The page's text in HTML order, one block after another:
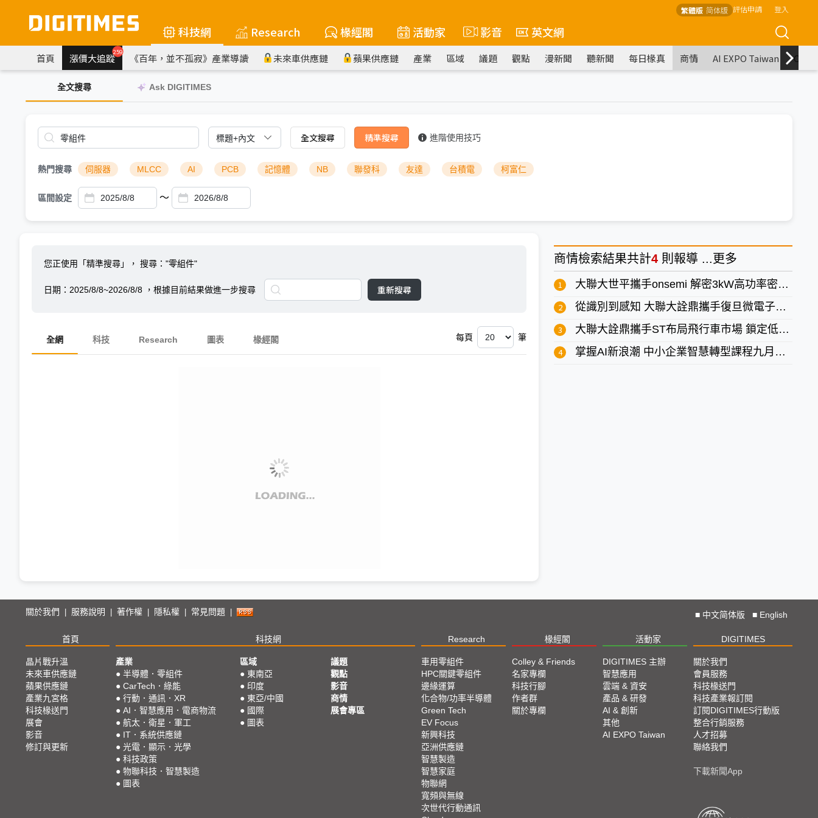
繁體版 简体版 評估申請 登入
科技網 Research 椽經閣 活動家 影音 英文網
首頁 漲價大追蹤259 《百年，並不孤寂》產業導讀 未來車供應鏈 蘋果供應鏈 產業 區域 議題 觀點 漫新聞 聽新聞 每日椽真 商情 AI EXPO Taiwan
全文搜尋 Ask DIGITIMES
全文搜尋 精準搜尋 進階使用技巧
熱門搜尋 伺服器 MLCC AI PCB 記憶體 NB 聯發科 友達 台積電 柯富仁
區間設定 ～
您正使用「精準搜尋」， 搜尋："零組件"
日期： 2025/8/8~2026/8/8 ，根據目前結果做進一步搜尋 重新搜尋
全網 科技 Research 圖表 椽經閣 每頁 筆
商情檢索結果共計4 則報導 ... 更多
大聯大世平攜手onsemi 解密3kW高功率密度SiC圖騰柱PFC電源方案
從識別到感知 大聯大詮鼎攜手復旦微電子推動產業數位轉型
大聯大詮鼎攜手ST布局飛行車市場 鎖定低空經濟商機
掌握AI新浪潮 中小企業智慧轉型課程九月開跑
關於我們 服務說明 著作權 隱私權 常見問題 ■ 中文简体版 ■ English
首頁 科技網 Research 椽經閣 活動家 DIGITIMES
晶片戰升溫
未來車供應鏈
蘋果供應鏈
產業九宮格
科技椽送門
展會
影音
修訂與更新
產業
● 半導體．零組件
● CarTech．綠能
● 行動．通訊．XR
● AI．智慧應用．電商物流
● 航太．衛星．軍工
● IT．系統供應鏈
● 光電．顯示．光學
● 科技政策
● 物聯科技．智慧製造
● 圖表
區域
● 東南亞
● 印度
● 東亞/中國
● 國際
● 圖表
議題
觀點
影音
商情
展會專區
車用零組件
HPC關鍵零組件
邊緣運算
化合物/功率半導體
Green Tech
EV Focus
新興科技
亞洲供應鏈
智慧製造
智慧家庭
物聯網
寬頻與無線
次世代行動通訊
Colley & Friends
名家專欄
科技行腳
作者群
關於專欄
DIGITIMES 主辦
智慧應用
雲端 & 資安
產品 & 研發
AI & 創新
其他
AI EXPO Taiwan
關於我們
會員服務
科技椽送門
科技產業報訂閱
訂閱DIGITIMES行動版
整合行銷服務
人才招募
聯絡我們
下載新聞App